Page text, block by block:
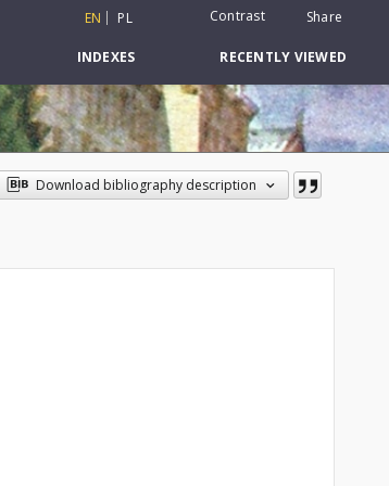
EN PL Contrast Share
INDEXES RECENTLY VIEWED
Download bibliography description